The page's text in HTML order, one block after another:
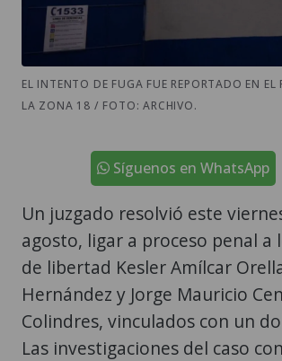
EL INTENTO DE FUGA FUE REPORTADO EN EL
LA ZONA 18 / FOTO: ARCHIVO.
Síguenos en WhatsApp
Un juzgado resolvió este
agosto, ligar a proceso penal a
de libertad Kesler Amílcar
Hernández y Jorge Mauricio
Colindres, vinculados con un
Las investigaciones del caso